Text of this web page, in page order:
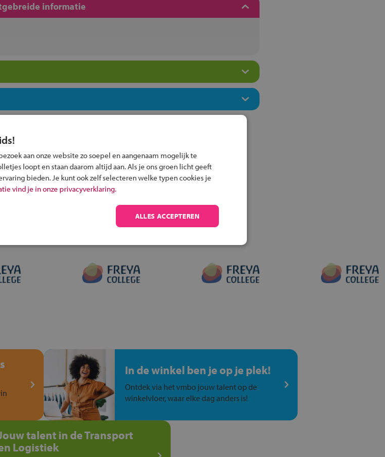
informatie
informatie om je kind aan te melden bij
In de winkel ben je op je plek!
Ontdek via het vmbo jouw talent op de
winkelvloer, waar elke dag anders is!
talent in de Transport
Logistiek
aan onze website zo soepel en aangenaam mogelijk te
loopt en staan daarom altijd aan. Als je ons groen licht geeft
bieden. Je kunt ook zelf selecteren welke typen cookies je
vind je in onze privacyverklaring.
ALLES ACCEPTEREN